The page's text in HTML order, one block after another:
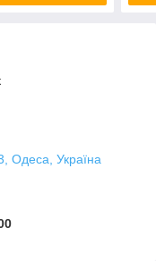
Одеса, Україна